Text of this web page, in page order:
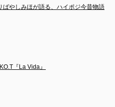
ばやしみほが語る、ハイポジ今昔物語
『La Vida』